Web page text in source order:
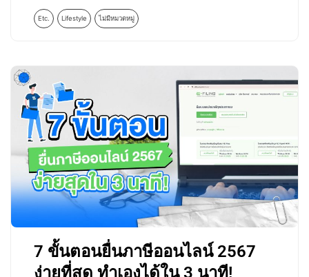
Etc. Lifestyle ไม่มีหมวดหมู่
7 ขั้นตอนยื่นภาษีออนไลน์ 2567